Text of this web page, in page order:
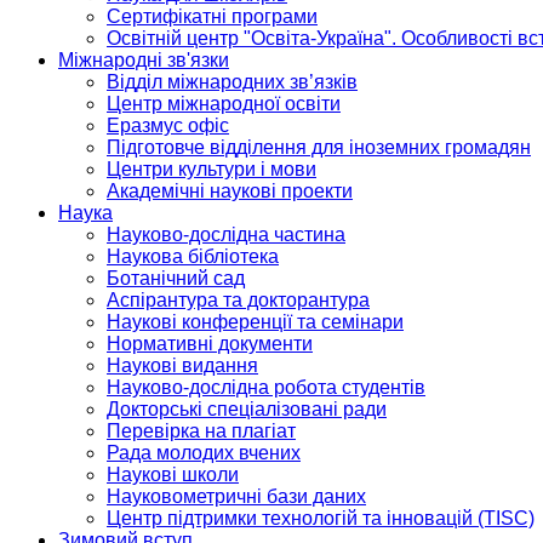
Сертифікатні програми
Освітній центр "Освіта-Україна". Особливості
Міжнародні зв'язки
Відділ міжнародних зв’язків
Центр міжнародної освіти
Еразмус офіс
Підготовче відділення для іноземних громадян
Центри культури і мови
Академічні наукові проекти
Наука
Науково-дослідна частина
Наукова бібліотека
Ботанічний сад
Аспірантура та докторантура
Наукові конференції та семінари
Нормативні документи
Наукові видання
Науково-дослідна робота студентів
Докторські спеціалізовані ради
Перевірка на плагіат
Рада молодих вчених
Наукові школи
Науковометричні бази даних
Центр підтримки технологій та інновацій (TISC)